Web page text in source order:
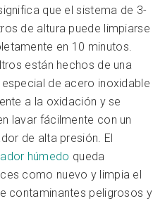
que el sistema de 3-
de altura puede limpiarse
en 10 minutos.
están hechos de una
especial de acero inoxidable
a la oxidación y se
lavar fácilmente con un
de alta presión. El
húmedo queda
como nuevo y limpia el
contaminantes peligrosos y